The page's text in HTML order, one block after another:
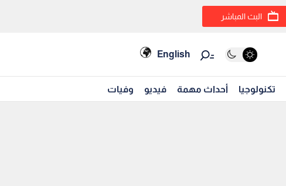
البث المباشر
English
تكنولوجيا أحداث مهمة فيديو وفيات